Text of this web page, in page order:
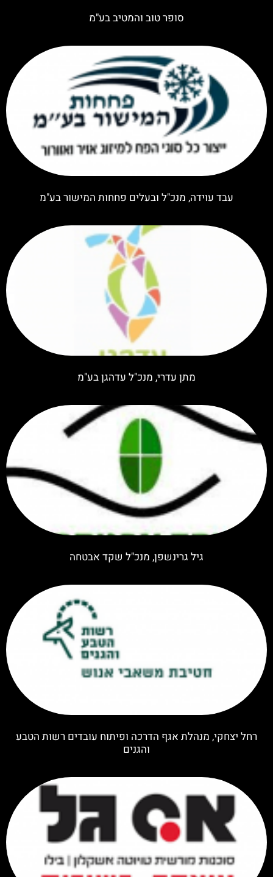
סופר טוב והמטיב בע"מ
עבד עוידה, מנכ"ל ובעלים פחחות המישור בע"מ
מתן עדרי, מנכ"ל עדהגן בע"מ
גיל גרינשפן, מנכ"ל שקד אבטחה
רחל יצחקי, מנהלת אגף הדרכה ופיתוח עובדים רשות הטבע
והגנים